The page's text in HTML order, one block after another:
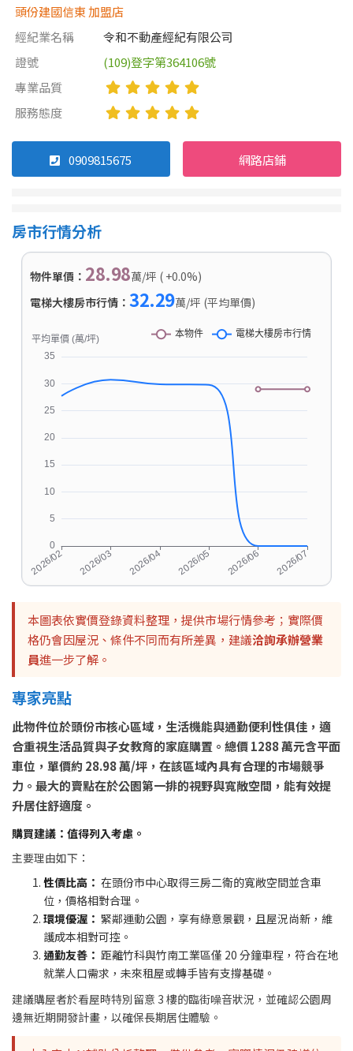
頭份建國信東 加盟店
經紀業名稱
令和不動產經紀有限公司
證號
(109)登字第364106號
專業品質
服務態度
0909815675 網路店鋪
房市行情分析
物件單價： 28.98萬/坪 ( +0.0%)
電梯大樓房市行情： 32.29萬/坪 (平均單價)
本圖表依實價登錄資料整理，提供市場行情參考；實際價
格仍會因屋況、條件不同而有所差異，建議洽詢承辦營業
員進一步了解。
專家亮點
此物件位於頭份市核心區域，生活機能與通勤便利性俱佳，適
合重視生活品質與子女教育的家庭購置。總價 1288 萬元含平面
車位，單價約 28.98 萬/坪，在該區域內具有合理的市場競爭
力。最大的賣點在於公園第一排的視野與寬敞空間，能有效提
升居住舒適度。
購買建議：值得列入考慮。
主要理由如下：
性價比高： 在頭份市中心取得三房二衛的寬敞空間並含車
位，價格相對合理。
環境優渥： 緊鄰運動公園，享有綠意景觀，且屋況尚新，維
護成本相對可控。
通勤友善： 距離竹科與竹南工業區僅 20 分鐘車程，符合在地
就業人口需求，未來租屋或轉手皆有支撐基礎。
建議購屋者於看屋時特別留意 3 樓的臨街噪音狀況，並確認公園周
邊無近期開發計畫，以確保長期居住體驗。